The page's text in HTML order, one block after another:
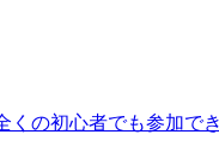
の初心者でも参加で